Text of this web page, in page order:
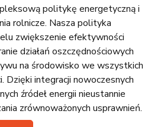
politykę energetyczną i
rolnicze. Nasza polityka
zwiększenie efektywności
działań oszczędnościowych
na środowisko we wszystkich
Dzięki integracji nowoczesnych
źródeł energii nieustannie
zrównoważonych usprawnień.